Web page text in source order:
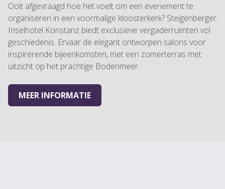
Ooit afgevraagd hoe het voelt om een evenement te
organiseren in een voormalige kloosterkerk? Steigenberger
Inselhotel Konstanz biedt exclusieve vergaderruimten vol
geschiedenis. Ervaar de elegant ontworpen salons voor
inspirerende bijeenkomsten, met een zomerterras met
uitzicht op het prachtige Bodenmeer.
MEER INFORMATIE